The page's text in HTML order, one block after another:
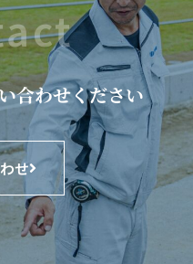
合わせください
せ